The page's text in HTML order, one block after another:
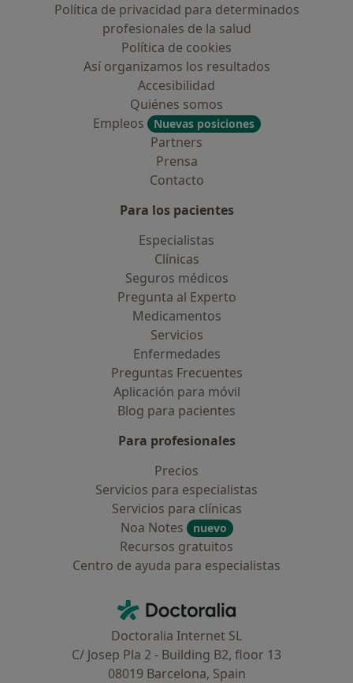
Política de privacidad para determinados
profesionales de la salud
Política de cookies
Así organizamos los resultados
Accesibilidad
Quiénes somos
Empleos
Nuevas posiciones
Partners
Prensa
Contacto
Para los pacientes
Especialistas
Clínicas
Seguros médicos
Pregunta al Experto
Medicamentos
Servicios
Enfermedades
Preguntas Frecuentes
Aplicación para móvil
Blog para pacientes
Para profesionales
Precios
Servicios para especialistas
Servicios para clínicas
Noa Notes
nuevo
Recursos gratuitos
Centro de ayuda para especialistas
Doctoralia - Página de inicio
Doctoralia Internet SL
C/ Josep Pla 2 - Building B2, floor 13
08019 Barcelona, Spain